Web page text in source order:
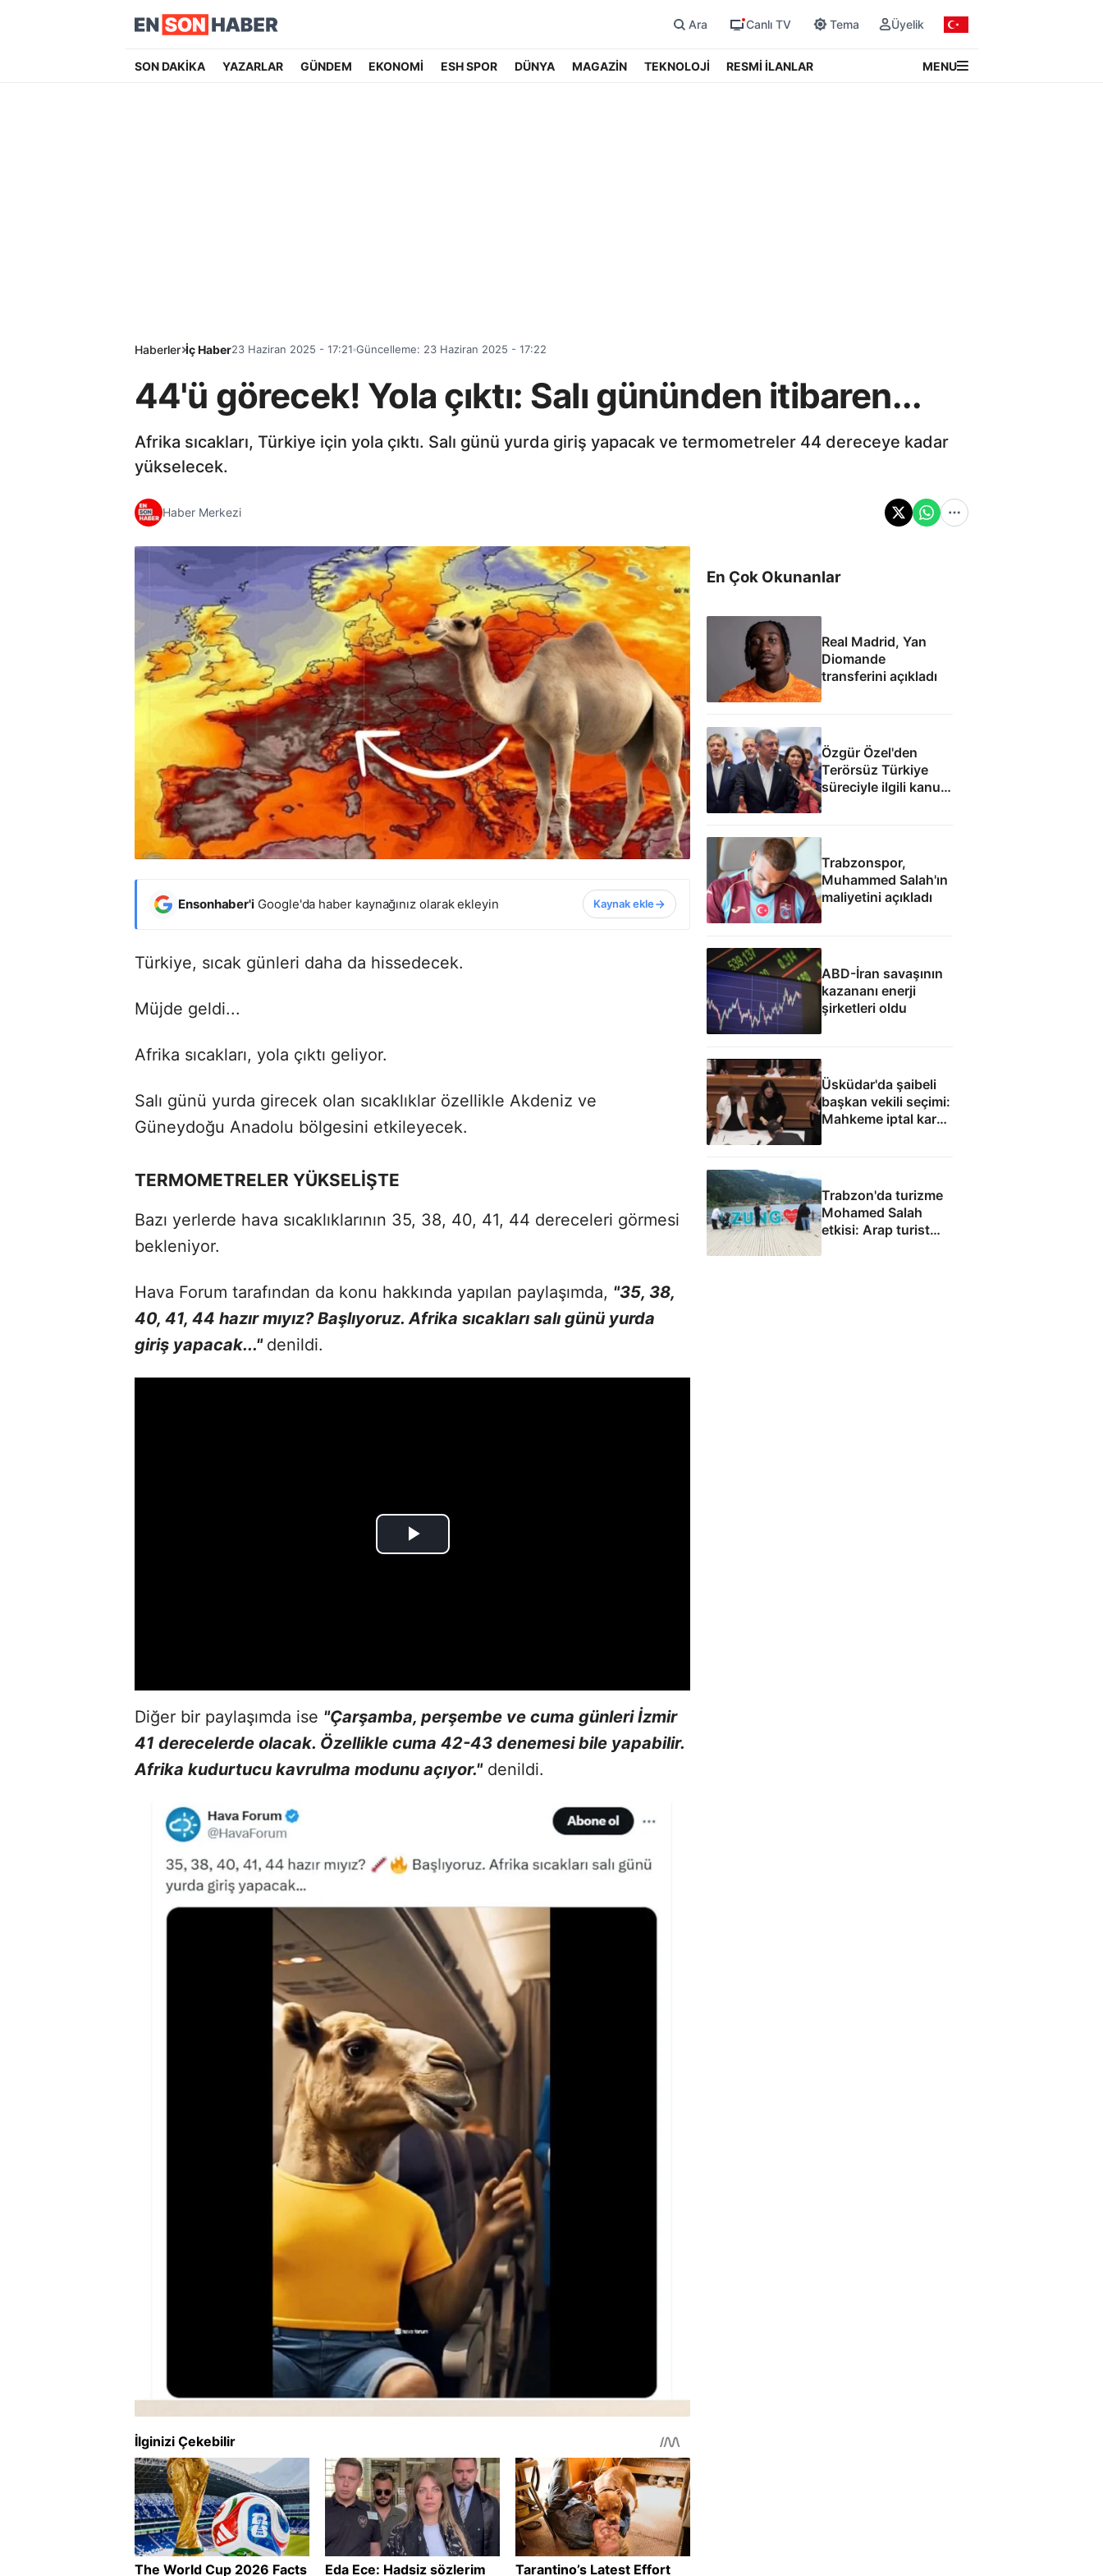
Ara Canlı TV Tema Üyelik
SON DAKİKA YAZARLAR GÜNDEM EKONOMİ ESH SPOR DÜNYA MAGAZİN TEKNOLOJİ RESMİ İLANLAR MENU
Haberler İç Haber23 Haziran 2025 - 17:21 Güncelleme: 23 Haziran 2025 - 17:22
44'ü görecek! Yola çıktı: Salı gününden itibaren...
Afrika sıcakları, Türkiye için yola çıktı. Salı günü yurda giriş yapacak ve termometreler 44 dereceye kadar
yükselecek.
Haber Merkezi
Ensonhaber'i Google'da haber kaynağınız olarak ekleyin Kaynak ekle
Türkiye, sıcak günleri daha da hissedecek.
Müjde geldi...
Afrika sıcakları, yola çıktı geliyor.
Salı günü yurda girecek olan sıcaklıklar özellikle Akdeniz ve
Güneydoğu Anadolu bölgesini etkileyecek.
TERMOMETRELER YÜKSELİŞTE
Bazı yerlerde hava sıcaklıklarının 35, 38, 40, 41, 44 dereceleri görmesi
bekleniyor.
Hava Forum tarafından da konu hakkında yapılan paylaşımda, "35, 38,
40, 41, 44 hazır mıyız? Başlıyoruz. Afrika sıcakları salı günü yurda
giriş yapacak..." denildi.
Diğer bir paylaşımda ise "Çarşamba, perşembe ve cuma günleri İzmir
41 derecelerde olacak. Özellikle cuma 42-43 denemesi bile yapabilir.
Afrika kudurtucu kavrulma modunu açıyor."denildi.
En Çok Okunanlar
Real Madrid, Yan
Diomande
transferini açıkladı
Özgür Özel'den
Terörsüz Türkiye
süreciyle ilgili kanun
teklifine: İmza atma
Trabzonspor,
Muhammed Salah'ın
maliyetini açıkladı
ABD-İran savaşının
kazananı enerji
şirketleri oldu
Üsküdar'da şaibeli
başkan vekili seçimi:
Mahkeme iptal kararı
Trabzon'da turizme
Mohamed Salah
etkisi: Arap turist